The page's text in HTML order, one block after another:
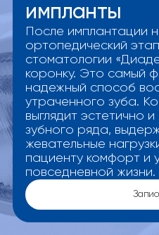
импланты
После имплантации
ортопедический
стоматологии
коронку. Это самый
надежный способ
утраченного зуба.
выглядит эстетично
зубного ряда,
жевательные
пациенту комфорт и
повседневной жизни.